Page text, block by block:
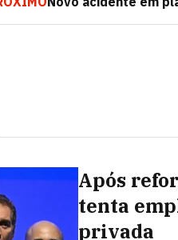
Após
tenta
privada